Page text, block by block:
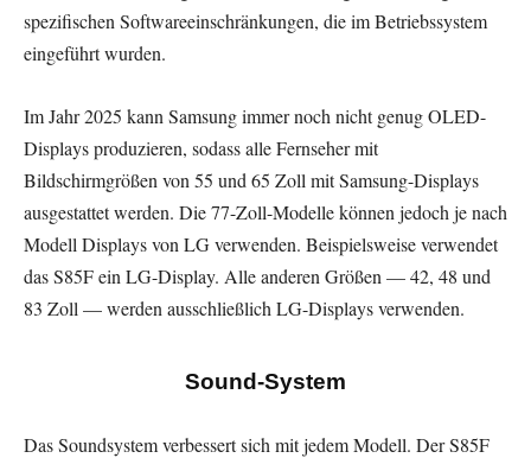
spezifischen Softwareeinschränkungen, die im Betriebssystem
eingeführt wurden.
Im Jahr 2025 kann Samsung immer noch nicht genug OLED-
Displays produzieren, sodass alle Fernseher mit
Bildschirmgrößen von 55 und 65 Zoll mit Samsung-Displays
ausgestattet werden. Die 77-Zoll-Modelle können jedoch je nach
Modell Displays von LG verwenden. Beispielsweise verwendet
das S85F ein LG-Display. Alle anderen Größen — 42, 48 und
83 Zoll — werden ausschließlich LG-Displays verwenden.
Sound-System
Das Soundsystem verbessert sich mit jedem Modell. Der S85F